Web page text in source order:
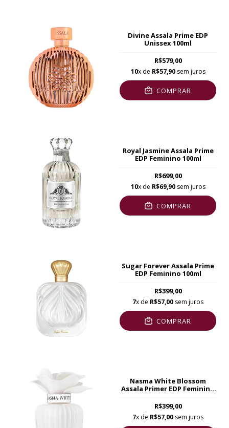
Divine Assala Prime EDP
Unissex 100ml
R$579,00
10x de R$57,90sem juros
COMPRAR
Royal Jasmine Assala Prime
EDP Feminino 100ml
R$699,00
10x de R$69,90sem juros
COMPRAR
Sugar Forever Assala Prime
EDP Feminino 100ml
R$399,00
7x de R$57,00 sem juros
COMPRAR
Nasma White Blossom
Assala Primer EDP Feminino
R$399,00
7x de R$57,00 sem juros